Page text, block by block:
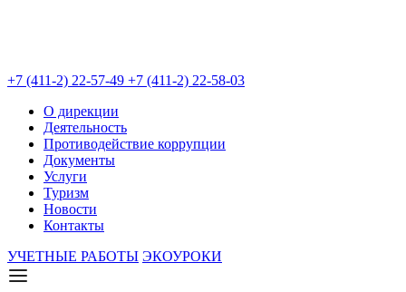
+7 (411-2) 22-57-49 +7 (411-2) 22-58-03
О дирекции
Деятельность
Противодействие коррупции
Документы
Услуги
Туризм
Новости
Контакты
УЧЕТНЫЕ РАБОТЫ ЭКОУРОКИ